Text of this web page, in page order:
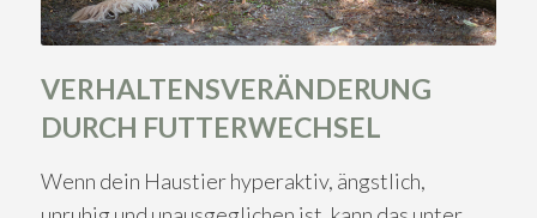
VERHALTENSVERÄNDERUNG
DURCH FUTTERWECHSEL
Wenn dein Haustier hyperaktiv, ängstlich,